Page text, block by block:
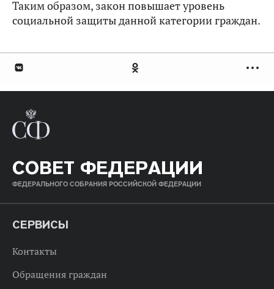
Таким образом, закон повышает уровень
социальной защиты данной категории граждан.
СОВЕТ ФЕДЕРАЦИИ
ФЕДЕРАЛЬНОГО СОБРАНИЯ РОССИЙСКОЙ ФЕДЕРАЦИИ
СЕРВИСЫ
Контакты
Обращения граждан